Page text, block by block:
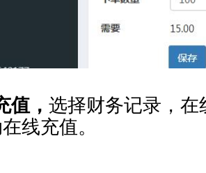
， 选择财务记录，
线充值。